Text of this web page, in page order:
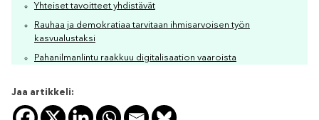
Yhteiset tavoitteet yhdistävät
Rauhaa ja demokratiaa tarvitaan ihmisarvoisen työn
kasvualustaksi
Pahanilmanlintu raakkuu digitalisaation vaaroista
Jaa artikkeli: